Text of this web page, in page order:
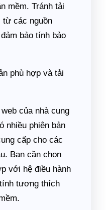
mềm. Tránh tải
từ các nguồn
bảo tính bảo
phù hợp và tải
của nhà cung
nhiều phiên bản
cấp cho các
Bạn cần chọn
với hệ điều hành
tương thích